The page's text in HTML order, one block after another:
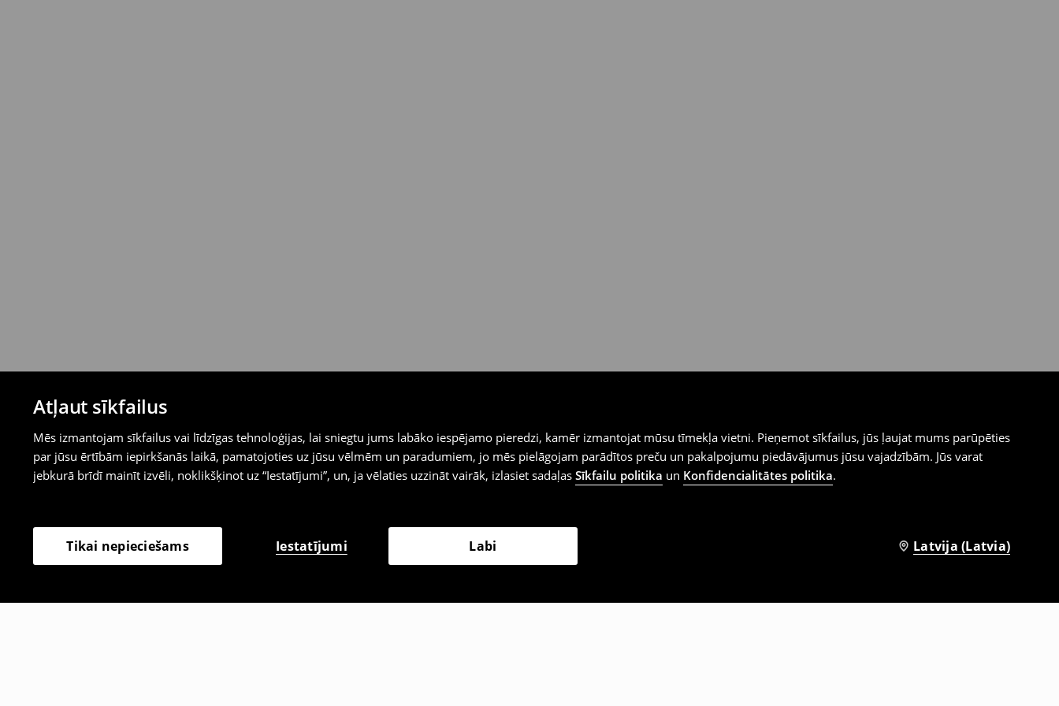
Atļaut sīkfailus
Mēs izmantojam sīkfailus vai līdzīgas tehnoloģijas, lai sniegtu jums labāko iespējamo pieredzi, kamēr izmantojat mūsu tīmekļa vietni. Pieņemot sīkfailus, jūs ļaujat mums parūpēties
par jūsu ērtībām iepirkšanās laikā, pamatojoties uz jūsu vēlmēm un paradumiem, jo mēs pielāgojam parādītos preču un pakalpojumu piedāvājumus jūsu vajadzībām. Jūs varat
jebkurā brīdī mainīt izvēli, noklikšķinot uz “Iestatījumi”, un, ja vēlaties uzzināt vairāk, izlasiet sadaļas Sīkfailu politika un Konfidencialitātes politika.
Tikai nepieciešams Iestatījumi Labi Latvija (Latvia)